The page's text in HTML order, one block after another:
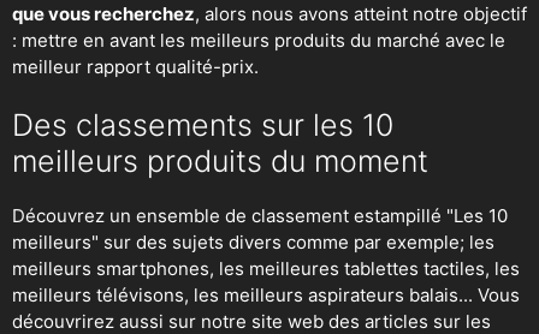
que vous recherchez, alors nous avons atteint notre objectif
: mettre en avant les meilleurs produits du marché avec le
meilleur rapport qualité-prix.
Des classements sur les 10
meilleurs produits du moment
Découvrez un ensemble de classement estampillé "Les 10
meilleurs" sur des sujets divers comme par exemple; les
meilleurs smartphones, les meilleures tablettes tactiles, les
meilleurs télévisons, les meilleurs aspirateurs balais... Vous
découvrirez aussi sur notre site web des articles sur les